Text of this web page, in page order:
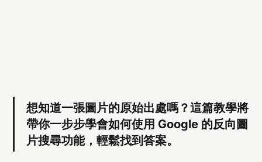
想知道一張圖片的原始出處嗎？這篇教學將
帶你一步步學會如何使用 Google 的反向圖
片搜尋功能，輕鬆找到答案。